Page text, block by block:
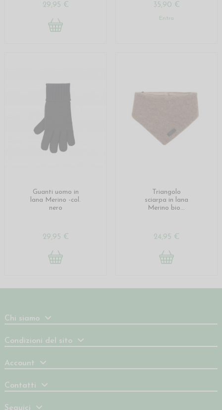
29,95 € 35,90 €
Entra
Guanti uomo in
lana Merino -col.
nero
29,95 €
Triangolo
sciarpa in lana
Merino bio...
24,95 €
Chi siamo
Condizioni del sito
Account
Contatti
Seguici